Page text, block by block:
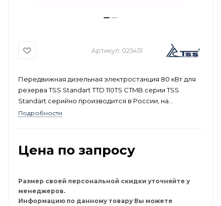
Артикул: 025451
Передвижная дизельная электростанция 80 кВт для
резерва TSS Standart TTD 110TS CTMB серии TSS
Standart серийно производится в России, на
мощностях современного производственного
напряжением 400 В, любых объектов-потребителей
номинальной мощностью 80 кВт (100 кВА) и
Подробности
Цена по запросу
Размер своей персональной скидки уточняйте у
менеджеров.
Информацию по данному товару Вы можете